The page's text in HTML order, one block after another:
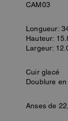
CAM03
Longueur:
Hauteur:
Largeur:
Cuir glacé
Doublure en
Anses de